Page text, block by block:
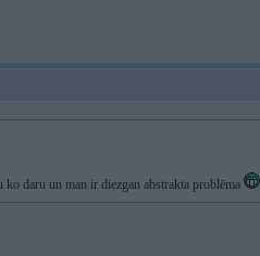
daru un man ir diezgan abstrakta problēma